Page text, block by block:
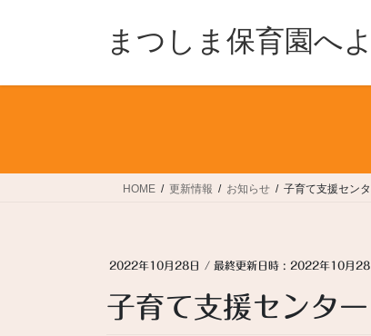
まつしま保育園へ
HOME 更新情報 お知らせ 子育て支援セン
2022年10月28日 / 最終更新日時 : 2022年10月28
子育て支援センタ